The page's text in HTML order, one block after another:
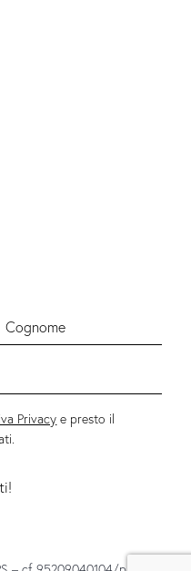
Cognome
Privacy e presto il